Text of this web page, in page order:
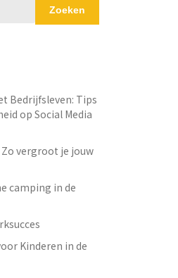
Zoeken
Bedrijfsleven: Tips
op Social Media
vergroot je jouw
camping in de
Kinderen in de